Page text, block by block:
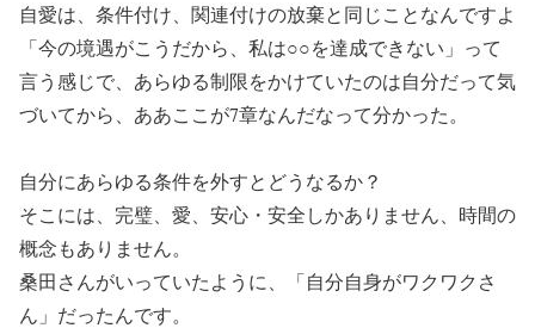
自愛は、条件付け、関連付けの放棄と同じことなんですよ
「今の境遇がこうだから、私は○○を達成できない」って
言う感じで、あらゆる制限をかけていたのは自分だって気
づいてから、ああここが7章なんだなって分かった。
自分にあらゆる条件を外すとどうなるか？
そこには、完璧、愛、安心・安全しかありません、時間の
概念もありません。
桑田さんがいっていたように、「自分自身がワクワクさ
ん」だったんです。